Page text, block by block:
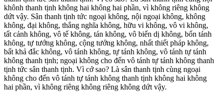
khônh thanh tịnh không hai không hai phần, vì không riêng không
dứt vậy. Sân thanh tịnh tức ngoại không, nội ngoại không, không
không, đại không, thắng nghĩa không, hữu vi không, vô vi không,
tất cảnh không, vô tế không, tán không, vô biến dị không, bổn tánh
không, tự tướng không, cộng tướng không, nhất thiết pháp không,
bất khả đắc không, vô tánh không, tự tánh không, vô tánh tự tánh
không thanh tịnh; ngoại không cho đến vô tánh tự tánh không thanh
tịnh tức sân thanh tịnh. Vì cớ sao? Là sân thanh tịnh cùng ngoại
không cho đến vô tánh tự tánh không thanh tịnh không hai không
hai phần, vì không riêng không riêng không dứt vậy.